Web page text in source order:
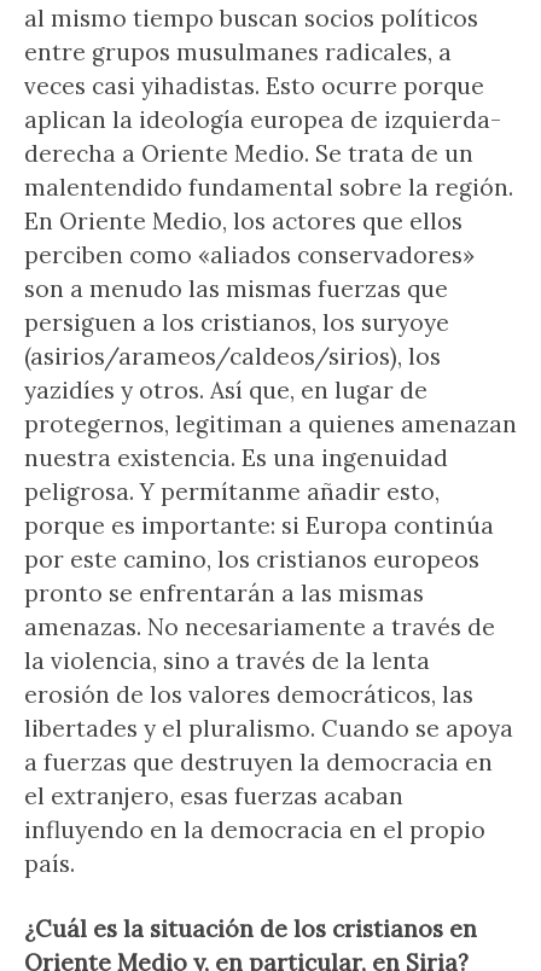
al mismo tiempo buscan socios políticos
entre grupos musulmanes radicales, a
veces casi yihadistas. Esto ocurre porque
aplican la ideología europea de izquierda-
derecha a Oriente Medio. Se trata de un
malentendido fundamental sobre la región.
En Oriente Medio, los actores que ellos
perciben como «aliados conservadores»
son a menudo las mismas fuerzas que
persiguen a los cristianos, los suryoye
(asirios/arameos/caldeos/sirios), los
yazidíes y otros. Así que, en lugar de
protegernos, legitiman a quienes amenazan
nuestra existencia. Es una ingenuidad
peligrosa. Y permítanme añadir esto,
porque es importante: si Europa continúa
por este camino, los cristianos europeos
pronto se enfrentarán a las mismas
amenazas. No necesariamente a través de
la violencia, sino a través de la lenta
erosión de los valores democráticos, las
libertades y el pluralismo. Cuando se apoya
a fuerzas que destruyen la democracia en
el extranjero, esas fuerzas acaban
influyendo en la democracia en el propio
país.
¿Cuál es la situación de los cristianos en
Oriente Medio y, en particular, en Siria?